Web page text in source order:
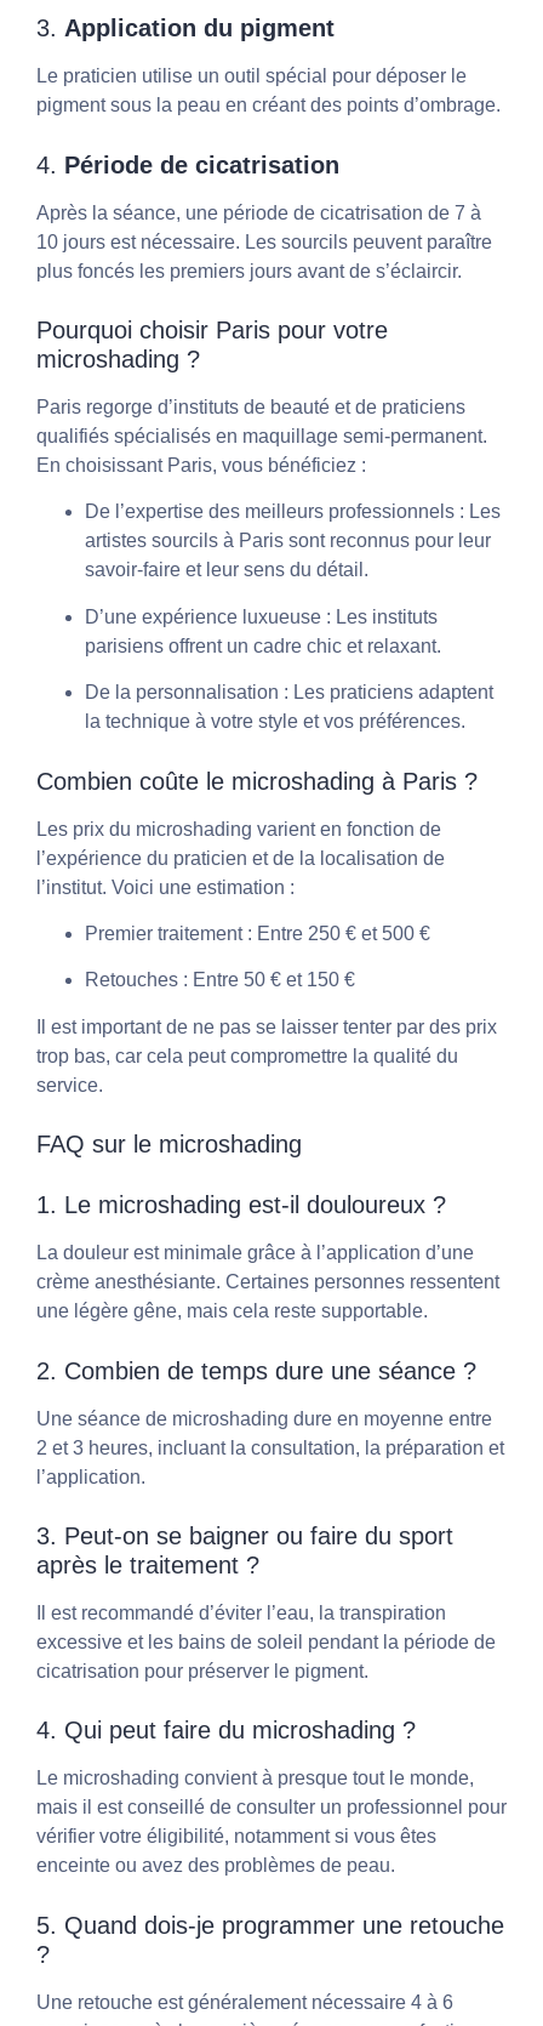
3. Application du pigment
Le praticien utilise un outil spécial pour déposer le
pigment sous la peau en créant des points d’ombrage.
4. Période de cicatrisation
Après la séance, une période de cicatrisation de 7 à
10 jours est nécessaire. Les sourcils peuvent paraître
plus foncés les premiers jours avant de s’éclaircir.
Pourquoi choisir Paris pour votre
microshading ?
Paris regorge d’instituts de beauté et de praticiens
qualifiés spécialisés en maquillage semi-permanent.
En choisissant Paris, vous bénéficiez :
De l’expertise des meilleurs professionnels : Les
artistes sourcils à Paris sont reconnus pour leur
savoir-faire et leur sens du détail.
D’une expérience luxueuse : Les instituts
parisiens offrent un cadre chic et relaxant.
De la personnalisation : Les praticiens adaptent
la technique à votre style et vos préférences.
Combien coûte le microshading à Paris ?
Les prix du microshading varient en fonction de
l’expérience du praticien et de la localisation de
l’institut. Voici une estimation :
Premier traitement: Entre 250 € et 500 €
Retouches : Entre 50 € et 150 €
Il est important de ne pas se laisser tenter par des prix
trop bas, car cela peut compromettre la qualité du
service.
FAQ sur le microshading
1. Le microshading est-il douloureux ?
La douleur est minimale grâce à l’application d’une
crème anesthésiante. Certaines personnes ressentent
une légère gêne, mais cela reste supportable.
2. Combien de temps dure une séance ?
Une séance de microshading dure en moyenne entre
2 et 3 heures, incluant la consultation, la préparation et
l’application.
3. Peut-on se baigner ou faire du sport
après le traitement ?
Il est recommandé d’éviter l’eau, la transpiration
excessive et les bains de soleil pendant la période de
cicatrisation pour préserver le pigment.
4. Qui peut faire du microshading ?
Le microshading convient à presque tout le monde,
mais il est conseillé de consulter un professionnel pour
vérifier votre éligibilité, notamment si vous êtes
enceinte ou avez des problèmes de peau.
5. Quand dois-je programmer une retouche
?
Une retouche est généralement nécessaire 4 à 6